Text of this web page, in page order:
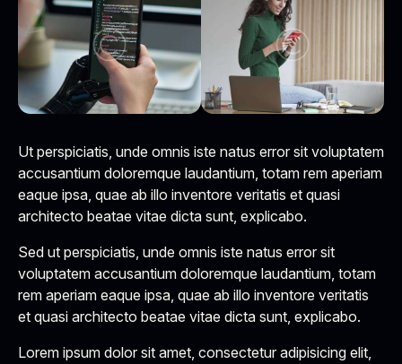
Ut perspiciatis, unde omnis iste natus error sit voluptatem
accusantium doloremque laudantium, totam rem aperiam
eaque ipsa, quae ab illo inventore veritatis et quasi
architecto beatae vitae dicta sunt, explicabo.
Sed ut perspiciatis, unde omnis iste natus error sit
voluptatem accusantium doloremque laudantium, totam
rem aperiam eaque ipsa, quae ab illo inventore veritatis
et quasi architecto beatae vitae dicta sunt, explicabo.
Lorem ipsum dolor sit amet, consectetur adipisicing elit,